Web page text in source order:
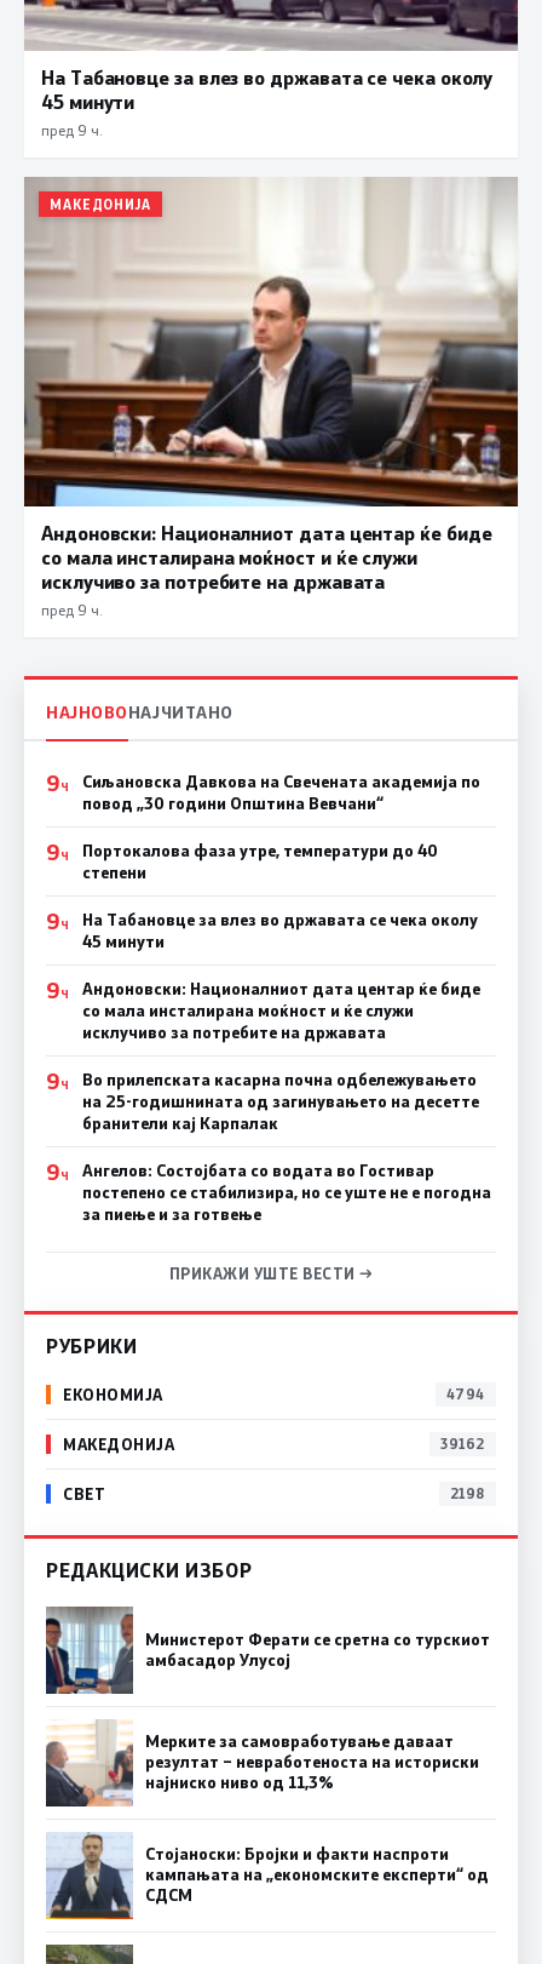
На Табановце за влез во државата се чека околу
45 минути
пред 9 ч.
МАКЕДОНИЈА
Андоновски: Националниот дата центар ќе биде
со мала инсталирана моќност и ќе служи
исклучиво за потребите на државата
пред 9 ч.
НАЈНОВОНАЈЧИТАНО
9Ч
Сиљановска Давкова на Свечената академија по
повод „30 години Општина Вевчани“
9Ч
Портокалова фаза утре, температури до 40
степени
9Ч
На Табановце за влез во државата се чека околу
45 минути
9Ч
Андоновски: Националниот дата центар ќе биде
со мала инсталирана моќност и ќе служи
исклучиво за потребите на државата
9Ч
Во прилепската касарна почна одбележувањето
на 25-годишнината од загинувањето на десетте
бранители кај Карпалак
9Ч
Ангелов: Состојбата со водата во Гостивар
постепено се стабилизира, но се уште не е погодна
за пиење и за готвење
ПРИКАЖИ УШТЕ ВЕСТИ →
РУБРИКИ
ЕКОНОМИЈА 4794
МАКЕДОНИЈА 39162
СВЕТ 2198
РЕДАКЦИСКИ ИЗБОР
Министерот Ферати се сретна со турскиот
амбасадор Улусој
Мерките за самовработување даваат
резултат – невработеноста на историски
најниско ниво од 11,3%
Стојаноски: Бројки и факти наспроти
кампањата на „економските експерти“ од
СДСM